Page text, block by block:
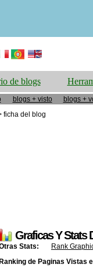
de blogs
blogs + visto blogs +
ficha del blog
Graficas Y Stats
Stats: Rank
Ranking de Paginas Vistas